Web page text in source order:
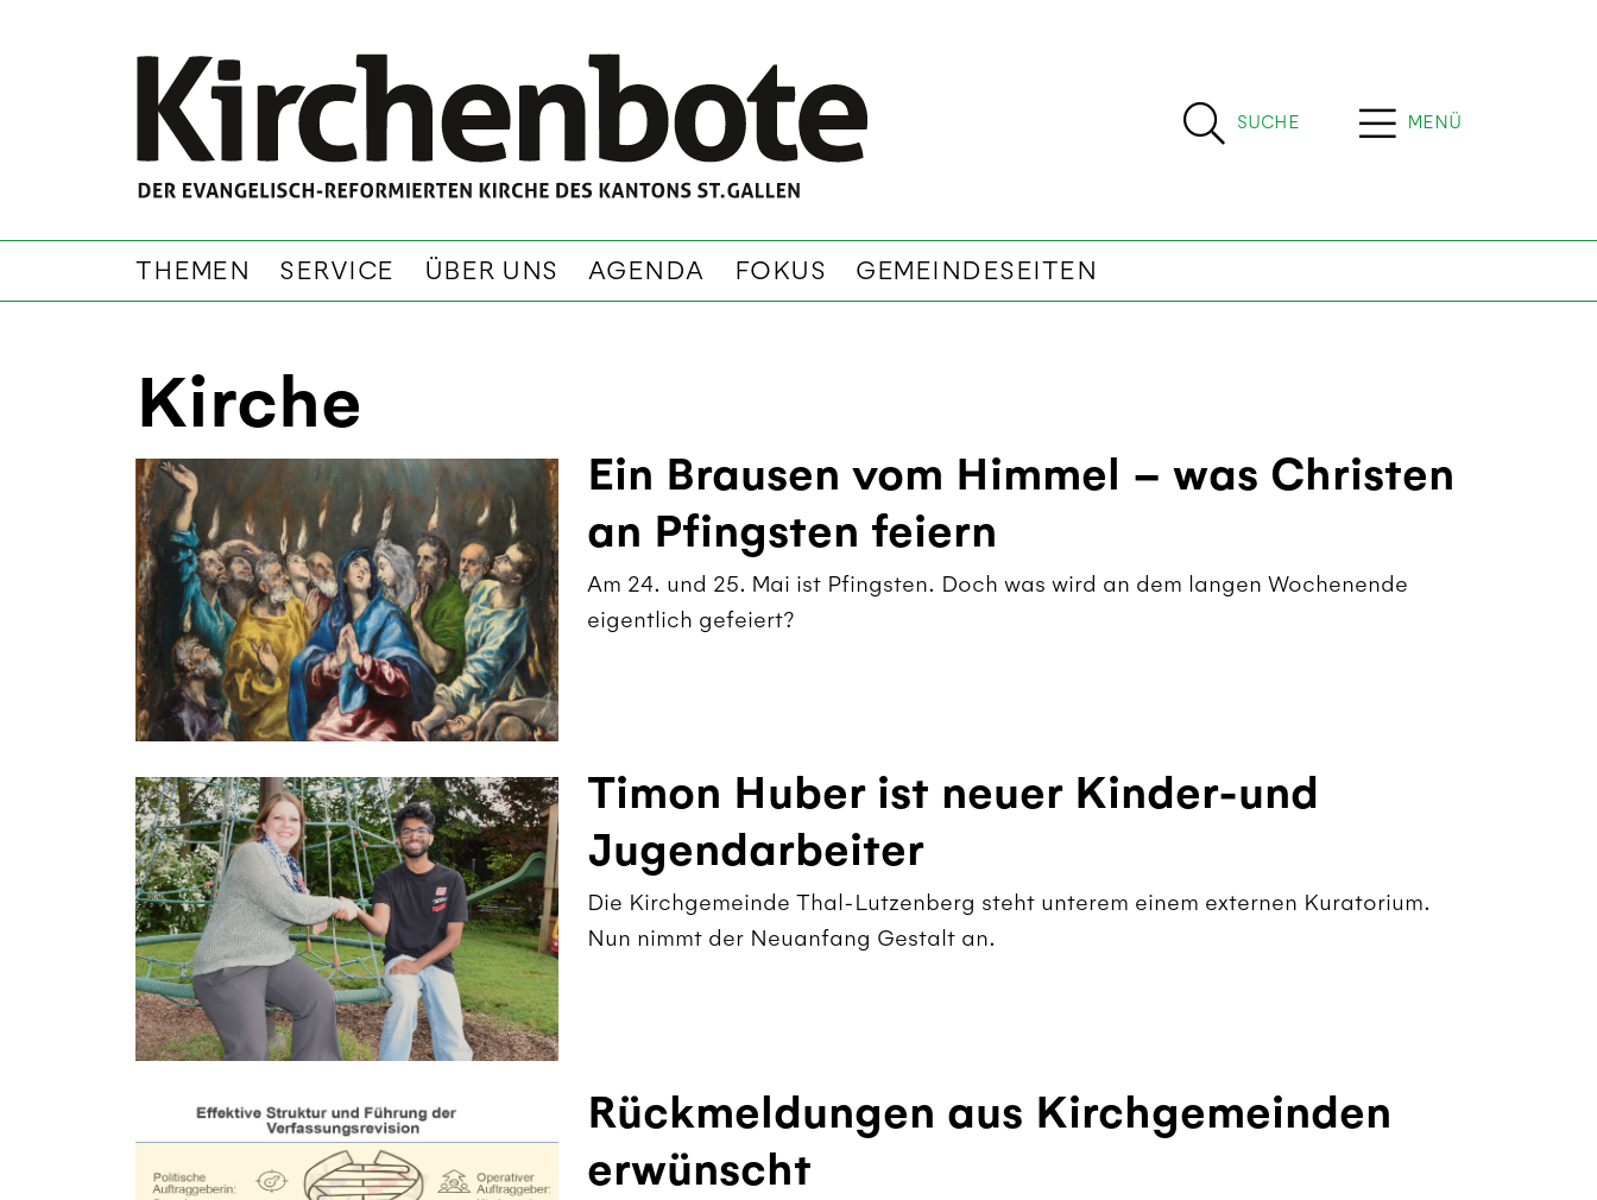
SUCHE MENÜ
THEMEN SERVICE ÜBER UNS AGENDA FOKUS GEMEINDESEITEN
Kirche
Ein Brausen vom Himmel – was Christen
an Pfingsten feiern
Am 24. und 25. Mai ist Pfingsten. Doch was wird an dem langen Wochenende
eigentlich gefeiert?
Timon Huber ist neuer Kinder-und
Jugendarbeiter
Die Kirchgemeinde Thal-Lutzenberg steht unterem einem externen Kuratorium.
Nun nimmt der Neuanfang Gestalt an.
Rückmeldungen aus Kirchgemeinden
erwünscht